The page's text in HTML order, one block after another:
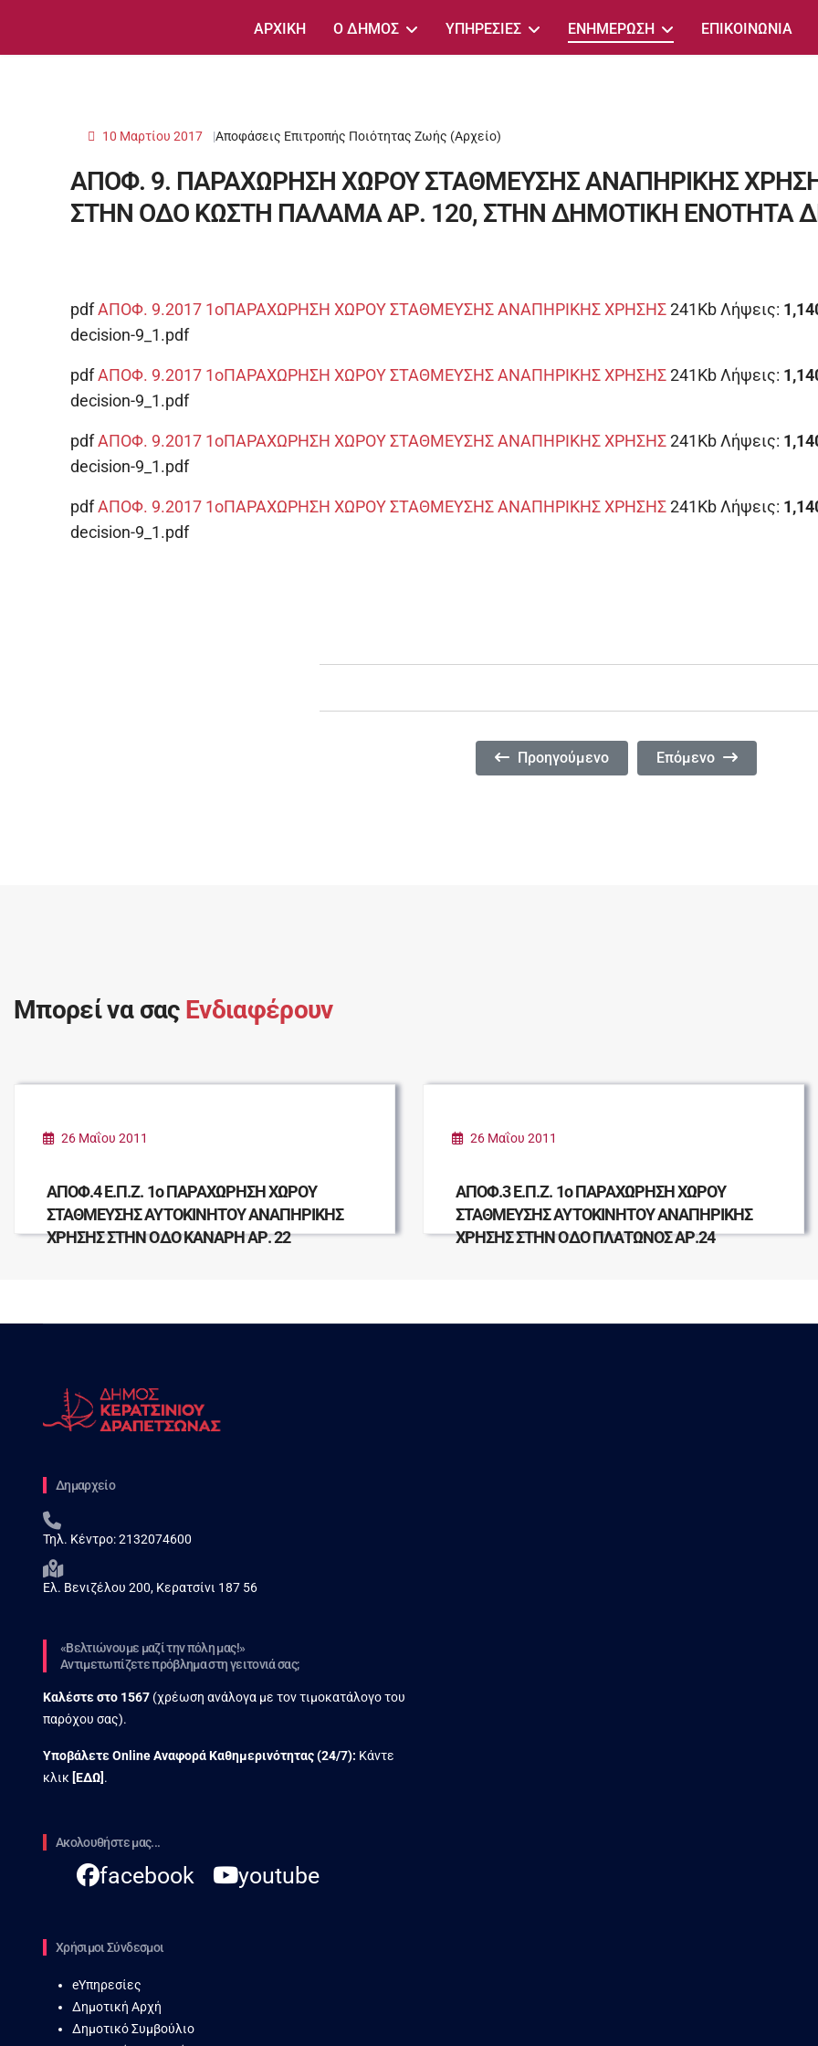
ΑΡΧΙΚΗ Ο ΔΗΜΟΣ ΥΠΗΡΕΣΙΕΣ ΕΝΗΜΕΡΩΣΗ ΕΠΙΚΟΙΝΩΝΙΑ
Αποφάσεις Επιτροπής Ποιότητας Ζωής (Αρχείο)
10 Μαρτίου 2017
ΑΠΟΦ. 9. ΠΑΡΑΧΩΡΗΣΗ ΧΩΡΟΥ ΣΤΑΘΜΕΥΣΗΣ ΑΝΑΠΗΡΙΚΗΣ
ΣΤΗΝ ΟΔΟ ΚΩΣΤΗ ΠΑΛΑΜΑ ΑΡ. 120, ΣΤΗΝ ΔΗΜΟΤΙΚΗ ΕΝΟΤΗΤΑ
pdfΑΠΟΦ. 9.2017 1οΠΑΡΑΧΩΡΗΣΗ ΧΩΡΟΥ ΣΤΑΘΜΕΥΣΗΣ ΑΝΑΠΗΡΙΚΗΣ ΧΡΗΣΗΣ241Kb Λήψεις:
decision-9_1.pdf
pdfΑΠΟΦ. 9.2017 1οΠΑΡΑΧΩΡΗΣΗ ΧΩΡΟΥ ΣΤΑΘΜΕΥΣΗΣ ΑΝΑΠΗΡΙΚΗΣ ΧΡΗΣΗΣ241Kb Λήψεις:
decision-9_1.pdf
pdfΑΠΟΦ. 9.2017 1οΠΑΡΑΧΩΡΗΣΗ ΧΩΡΟΥ ΣΤΑΘΜΕΥΣΗΣ ΑΝΑΠΗΡΙΚΗΣ ΧΡΗΣΗΣ241Kb Λήψεις:
decision-9_1.pdf
pdfΑΠΟΦ. 9.2017 1οΠΑΡΑΧΩΡΗΣΗ ΧΩΡΟΥ ΣΤΑΘΜΕΥΣΗΣ ΑΝΑΠΗΡΙΚΗΣ ΧΡΗΣΗΣ241Kb Λήψεις:
decision-9_1.pdf
Προηγούμενο Άρθρο: ΑΠΟΦ. 10. ΑΝΑΚΛΗΣΗ
Προηγούμενο Επόμενο Άρθρο:
Επόμενο
Μπορεί να σας Ενδιαφέρουν
26 Μαΐου 2011
ΑΠΟΦ.4 Ε.Π.Ζ. 1ο ΠΑΡΑΧΩΡΗΣΗ ΧΩΡΟΥ
ΣΤΑΘΜΕΥΣΗΣ ΑΥΤΟΚΙΝΗΤΟΥ ΑΝΑΠΗΡΙΚΗΣ
ΧΡΗΣΗΣ ΣΤΗΝ ΟΔΟ ΚΑΝΑΡΗ ΑΡ. 22
26 Μαΐου 2011
ΑΠΟΦ.3 Ε.Π.Ζ. 1ο ΠΑΡΑΧΩΡΗΣΗ ΧΩΡΟΥ
ΣΤΑΘΜΕΥΣΗΣ ΑΥΤΟΚΙΝΗΤΟΥ ΑΝΑΠΗΡΙΚΗΣ
ΧΡΗΣΗΣ ΣΤΗΝ ΟΔΟ ΠΛΑΤΩΝΟΣ ΑΡ.24
Δημαρχείο
Τηλ. Κέντρο:2132074600
Ελ. Βενιζέλου 200, Κερατσίνι 187 56
«Βελτιώνουμε μαζί την πόλη μας!»
Αντιμετωπίζετε πρόβλημα στη γειτονιά σας;
Καλέστε στο 1567 (χρέωση ανάλογα με τον τιμοκατάλογο του
παρόχου σας).
Υποβάλετε Online Αναφορά Kαθημερινότητας (24/7): Κάντε
κλικ [ΕΔΩ] .
Ακολουθήστε μας...
facebook youtube
Χρήσιμοι Σύνδεσμοι
eΥπηρεσίες
Δημοτική Αρχή
Δημοτικό Συμβούλιο